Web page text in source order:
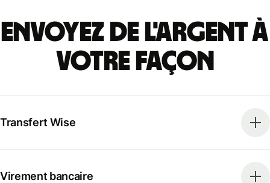
Envoyez de l'argent à
votre façon
Transfert Wise
Virement bancaire